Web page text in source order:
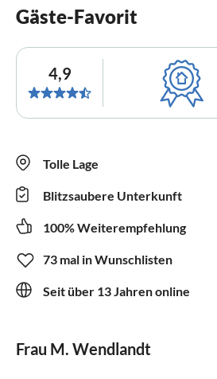
Gäste-Favorit
4,9
Tolle Lage
Blitzsaubere Unterkunft
100% Weiterempfehlung
73 mal in Wunschlisten
Seit über 13 Jahren online
Frau M. Wendlandt